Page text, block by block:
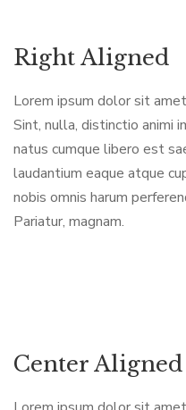
Right Aligned
Lorem ipsum dolor sit
Sint, nulla, distinctio animi
natus cumque libero est
laudantium eaque atque
nobis omnis harum
Pariatur, magnam.
Center Aligned